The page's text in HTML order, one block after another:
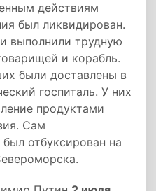
действиям
был ликвидирован.
выполнили трудную
и корабль.
были доставлены в
госпиталь. У них
продуктами
Сам
отбуксирован на